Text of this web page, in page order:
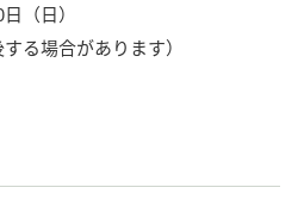
（日）
る場合があります）